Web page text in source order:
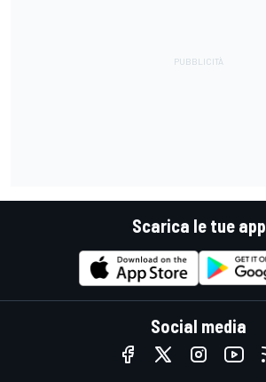
Scarica le tue app
Social media